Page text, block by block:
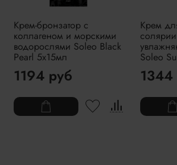
Крем-бронзатор с
коллагеном и морскими
водорослями Soleo Black
Pearl 5x15мл
1194 руб
Крем
Soleo
1344